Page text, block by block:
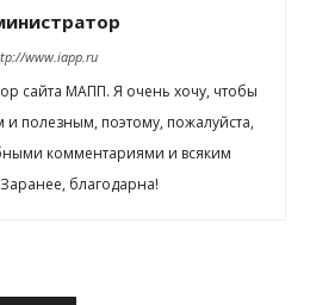
www.iapp.ru
сайта МАПП. Я очень хочу, чтобы
полезным, поэтому, пожалуйста,
комментариями и всяким
благодарна!